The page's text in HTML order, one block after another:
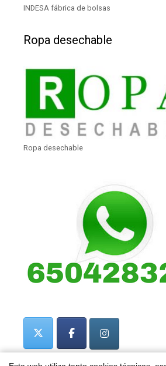
INDESA fábrica de bolsas
Ropa desechable
Ropa desechable